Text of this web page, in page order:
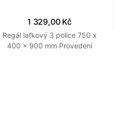
1 329,00 Kč
Regál laťkový 3 police 750 x
400 x 900 mm Provedení